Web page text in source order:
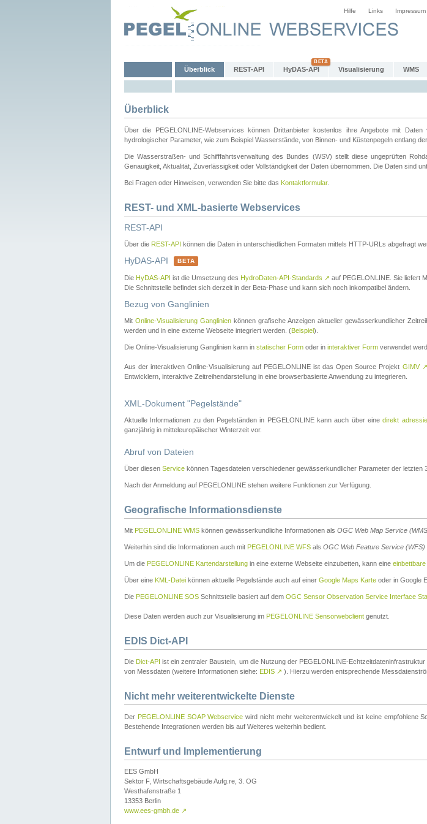
Hilfe Links Impressum
Überblick REST-API HyDAS-API Visualisierung WMS
Überblick
Über die PEGELONLINE-Webservices können Drittanbieter kostenlos ihre Angebote mit
hydrologischer Parameter, wie zum Beispiel Wasserstände, von Binnen- und Küstenpegeln entlang
Die Wasserstraßen- und Schifffahrtsverwaltung des Bundes (WSV) stellt diese ungeprüften
Genauigkeit, Aktualität, Zuverlässigkeit oder Vollständigkeit der Daten übernommen. Die Daten sind
Bei Fragen oder Hinweisen, verwenden Sie bitte das Kontaktformular.
REST- und XML-basierte Webservices
REST-API
Über die REST-API können die Daten in unterschiedlichen Formaten mittels HTTP-URLs abgefragt
HyDAS-API BETA
Die HyDAS-API ist die Umsetzung des HydroDaten-API-Standards ↗ auf PEGELONLINE. Sie liefert
Die Schnittstelle befindet sich derzeit in der Beta-Phase und kann sich noch inkompatibel ändern.
Bezug von Ganglinien
MitOnline-Visualisierung Ganglinien können grafische Anzeigen aktueller gewässerkundlicher
werden und in eine externe Webseite integriert werden. (Beispiel).
Die Online-Visualisierung Ganglinien kann in statischer Form oder in interaktiver Form verwendet
Aus der interaktiven Online-Visualisierung auf PEGELONLINE ist das Open Source Projekt GIMV ↗
Entwicklern, interaktive Zeitreihendarstellung in eine browserbasierte Anwendung zu integrieren.
XML-Dokument "Pegelstände"
Aktuelle Informationen zu den Pegelständen in PEGELONLINE kann auch über einedirekt
ganzjährig in mitteleuropäischer Winterzeit vor.
Abruf von Dateien
Über diesen Service können Tagesdateien verschiedener gewässerkundlicher Parameter der letzten
Nach der Anmeldung auf PEGELONLINE stehen weitere Funktionen zur Verfügung.
Geografische Informationsdienste
Mit PEGELONLINE WMS können gewässerkundliche Informationen als OGC Web Map Service
Weiterhin sind die Informationen auch mit PEGELONLINE WFS als OGC Web Feature Service (WFS)
Um die PEGELONLINE Kartendarstellung in eine externe Webseite einzubetten, kann eine
Über eine KML-Datei können aktuelle Pegelstände auch auf einer Google Maps Karte oder in Google
Die PEGELONLINE SOS Schnittstelle basiert auf dem OGC Sensor Observation Service Interface
Diese Daten werden auch zur Visualisierung im PEGELONLINE Sensorwebclient genutzt.
EDIS Dict-API
Die Dict-API ist ein zentraler Baustein, um die Nutzung der PEGELONLINE-
von Messdaten (weitere Informationen siehe: EDIS ↗ ). Hierzu werden entsprechende
Nicht mehr weiterentwickelte Dienste
Der PEGELONLINE SOAP Webservice wird nicht mehr weiterentwickelt und ist keine empfohlene
Bestehende Integrationen werden bis auf Weiteres weiterhin bedient.
Entwurf und Implementierung
EES GmbH
Sektor F, Wirtschaftsgebäude Aufg.re, 3. OG
Westhafenstraße 1
13353 Berlin
www.ees-gmbh.de ↗